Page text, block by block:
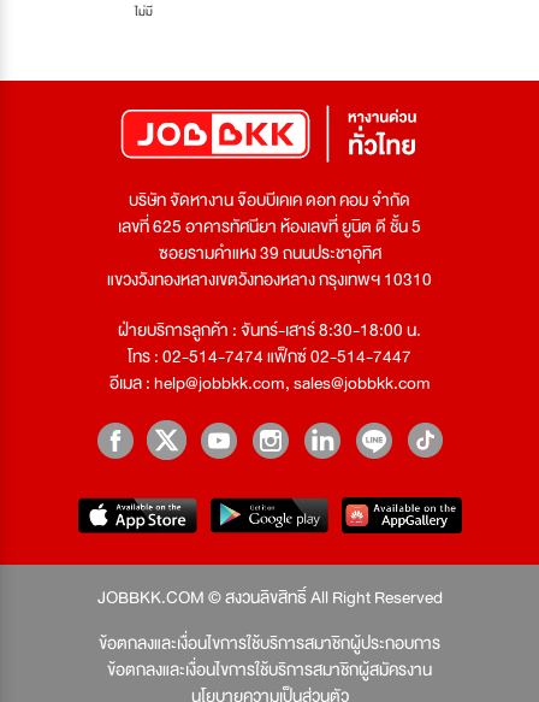
ไม่มี
บริษัท จัดหางาน จ๊อบบีเคเค ดอท คอม จำกัด
เลขที่ 625 อาคารทัศนียา ห้องเลขที่ ยูนิต ดี ชั้น 5
ซอยรามคำแหง 39 ถนนประชาอุทิศ
แขวงวังทองหลางเขตวังทองหลาง กรุงเทพฯ 10310
ฝ่ายบริการลูกค้า : จันทร์-เสาร์ 8:30-18:00 น.
โทร : 02-514-7474 แฟ็กซ์ 02-514-7447
อีเมล :help@jobbkk.com,sales@jobbkk.com
JOBBKK.COM © สงวนลิขสิทธิ์ All Right Reserved
ข้อตกลงและเงื่อนไขการใช้บริการสมาชิกผู้ประกอบการ
ข้อตกลงและเงื่อนไขการใช้บริการสมาชิกผู้สมัครงาน